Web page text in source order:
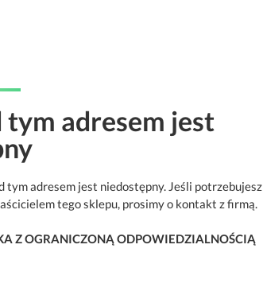
tym adresem jest
tym adresem jest niedostępny. Jeśli potrzebujesz
tego sklepu, prosimy o kontakt z firmą.
Z OGRANICZONĄ ODPOWIEDZIALNOŚCIĄ